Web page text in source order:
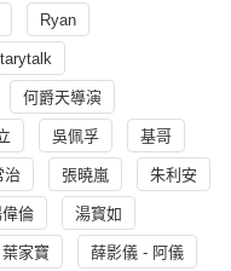
Ryan
何爵天導演
吳佩孚 基哥
治 張曉嵐 朱利安
倫 湯寳如
葉家寶 薛影儀 - 阿儀